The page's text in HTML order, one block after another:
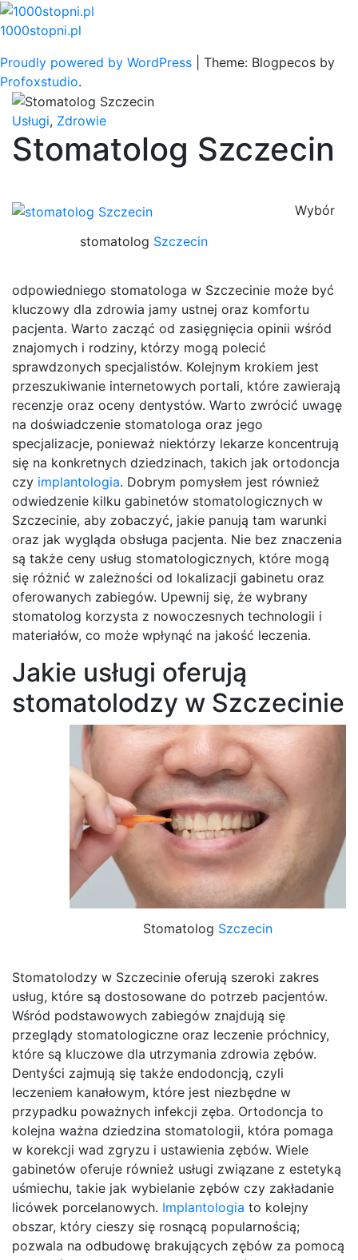
Skip
to
1000stopni.pl
Proudly powered by WordPress
Theme: Blogpecos by
Profoxstudio.
Usługi, Zdrowie
Stomatolog Szczecin
stomatolog Szczecin
Wybór
odpowiedniego stomatologa w Szczecinie może być
kluczowy dla zdrowia jamy ustnej oraz komfortu
pacjenta. Warto zacząć od zasięgnięcia opinii wśród
znajomych i rodziny, którzy mogą polecić
sprawdzonych specjalistów. Kolejnym krokiem jest
przeszukiwanie internetowych portali, które zawierają
recenzje oraz oceny dentystów. Warto zwrócić uwagę
na doświadczenie stomatologa oraz jego
specjalizacje, ponieważ niektórzy lekarze koncentrują
się na konkretnych dziedzinach, takich jak ortodoncja
czy implantologia. Dobrym pomysłem jest również
odwiedzenie kilku gabinetów stomatologicznych w
Szczecinie, aby zobaczyć, jakie panują tam warunki
oraz jak wygląda obsługa pacjenta. Nie bez znaczenia
są także ceny usług stomatologicznych, które mogą
się różnić w zależności od lokalizacji gabinetu oraz
oferowanych zabiegów. Upewnij się, że wybrany
stomatolog korzysta z nowoczesnych technologii i
materiałów, co może wpłynąć na jakość leczenia.
Jakie usługi oferują
stomatolodzy w Szczecinie
Stomatolog Szczecin
Stomatolodzy w Szczecinie oferują szeroki zakres
usług, które są dostosowane do potrzeb pacjentów.
Wśród podstawowych zabiegów znajdują się
przeglądy stomatologiczne oraz leczenie próchnicy,
które są kluczowe dla utrzymania zdrowia zębów.
Dentyści zajmują się także endodoncją, czyli
leczeniem kanałowym, które jest niezbędne w
przypadku poważnych infekcji zęba. Ortodoncja to
kolejna ważna dziedzina stomatologii, która pomaga
w korekcji wad zgryzu i ustawienia zębów. Wiele
gabinetów oferuje również usługi związane z estetyką
uśmiechu, takie jak wybielanie zębów czy zakładanie
licówek porcelanowych. Implantologia to kolejny
obszar, który cieszy się rosnącą popularnością;
pozwala na odbudowę brakujących zębów za pomocą